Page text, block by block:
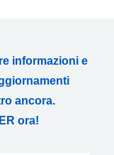
informazioni e
ancora.
ora!